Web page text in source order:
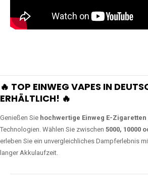
🔥 TOP EINWEG VAPES IN
ERHÄLTLICH! 🔥
Genießen Sie hochwertige Einweg E-Zigaretten
Technologien. Wählen Sie zwischen 5000, 10000
erleben Sie ein unvergleichliches Dampferlebnis
langer Akkulaufzeit.